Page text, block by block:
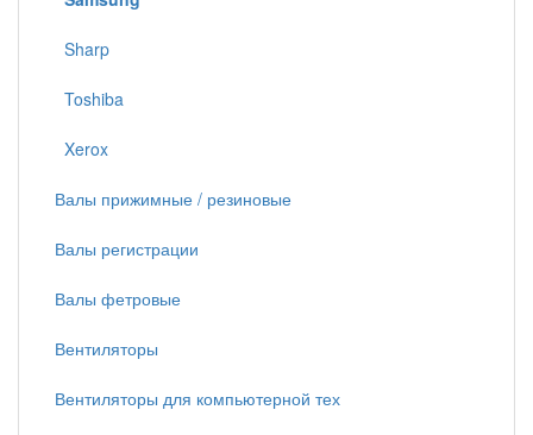
Sharp
Toshiba
Xerox
Валы прижимные / резиновые
Валы регистрации
Валы фетровые
Вентиляторы
Вентиляторы для компьютерной тех